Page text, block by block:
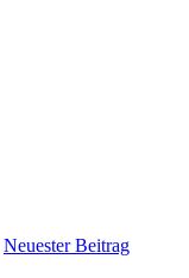
Neuester Beitrag